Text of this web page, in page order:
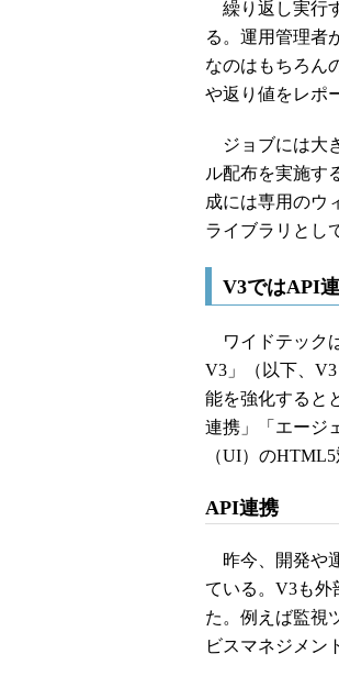
繰り返し実行
る。運用管理者
なのはもちろん
や返り値をレポ
ジョブには大
ル配布を実施す
成には専用のウ
ライブラリとし
V3ではAPI
ワイドテック
V3」（以下、
能を強化すると
連携」「エージ
（UI）の
API連携
昨今、開発や
ている。V3も外
た。例えば監視
ビスマネジメン